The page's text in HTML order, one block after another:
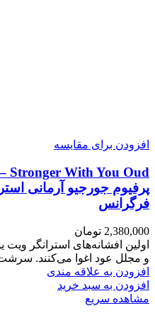
افزودن برای مقایسه
پرفیوم جورجیو آرمانی
فرگرانس
2,380,000 تومان
اولین افشانه‌های استرانگر ویت
و مجلل عود اغوا می‌کنند.
افزودن به علاقه مندی
افزودن به سبد خرید
مشاهده سریع